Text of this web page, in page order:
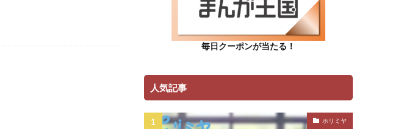
毎日クーポンが当たる！
人気記事
ホリミヤ